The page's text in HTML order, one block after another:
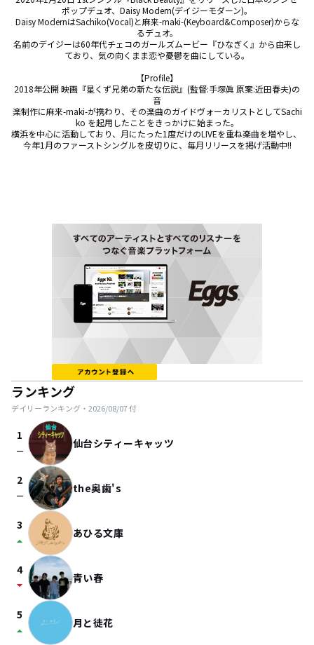
ポップデュオ、Daisy Modern(デイジーモダーン)。
Daisy ModernはSachiko(Vocal)と麻来-maki-(Keyboard&Composer)からな
るデュオ。
名前のデイジーは60年代チェコのガールズムービー『ひなぎく』から由来し
ており、気の向くまま恋や憂鬱を曲にしている。
【Profile】
2018年公開 映画『星くず兄弟の新たな伝説』(監督:手塚眞 原案:近田春夫)の
音
楽制作に麻来-maki-が携わり、その楽曲のガイドヴォーカリストとしてSachi
ko を起用したことをきっかけに始まった。
横浜を中心に活動しており、月にたった1度だけのLIVEを重ね楽曲を増やし、
今年1月のファーストシングルを皮切りに、毎月リリースを掲げ活動中!!
ランキング
デイリーランキング・ 2026/08/07付
1
check_indeterminate_small 仙台シティーキャッツ
2
check_indeterminate_small the奥歯's
3
arrow_drop_up あひる文庫
4
arrow_drop_down 青い春
5
arrow_drop_up 月と徒花